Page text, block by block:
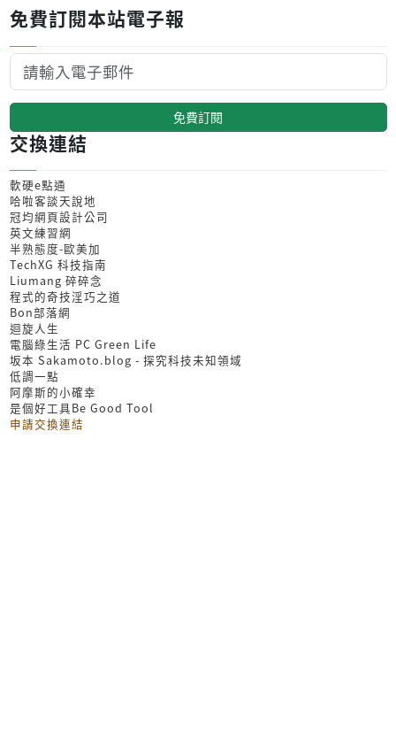
免費訂閱本站電子報
免費訂閱
交換連結
軟硬e點通
哈啦客談天說地
冠均網頁設計公司
英文練習網
半熟態度-歐美加
TechXG 科技指南
Liumang 碎碎念
程式的奇技淫巧之道
Bon部落網
迴旋人生
電腦綠生活 PC Green Life
坂本 Sakamoto.blog - 探究科技未知領域
低調一點
阿摩斯的小確幸
是個好工具Be Good Tool
申請交換連結